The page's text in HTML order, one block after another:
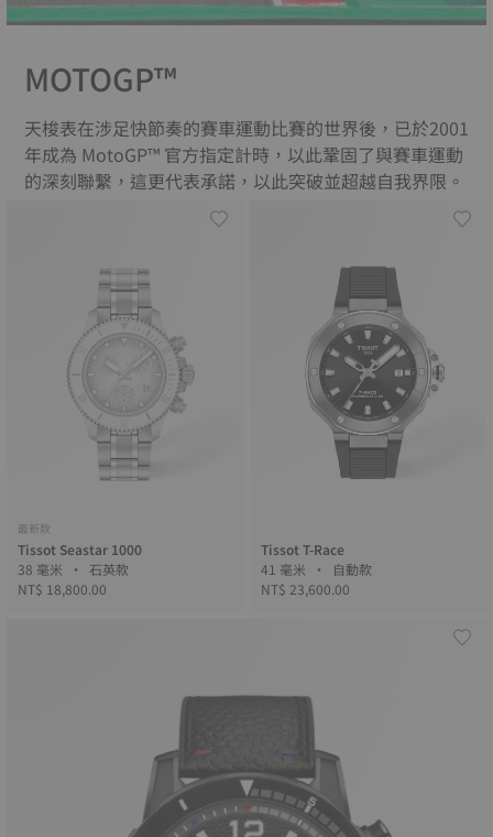
MOTOGP™
天梭表在涉足快節奏的賽車運動比賽的世界後，已於2001
年成為 MotoGP™ 官方指定計時，以此鞏固了與賽車運動
的深刻聯繫，這更代表承諾，以此突破並超越自我界限。
最新款
Tissot Seastar 1000
38 毫米 • 石英款
NT$ 18,800.00
Tissot T-Race
41 毫米 • 自動款
NT$ 23,600.00